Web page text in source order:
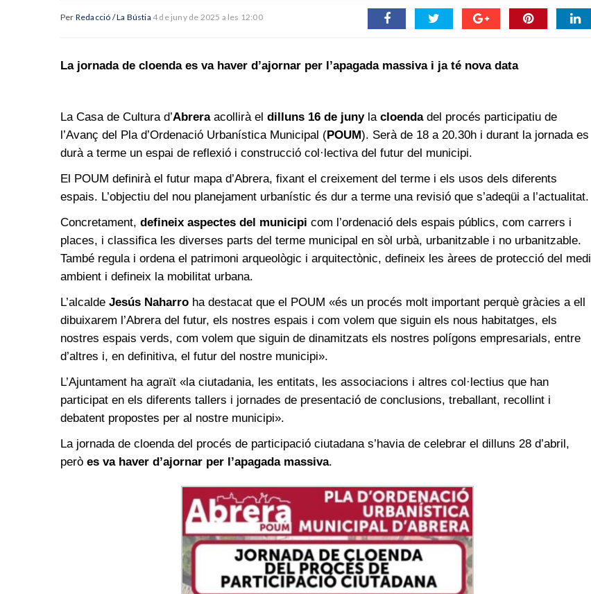
Per Redacció / La Bústia 4 de juny de 2025 a les 12:00
La jornada de cloenda es va haver d’ajornar per l’apagada massiva i ja té nova data
La Casa de Cultura d’Abreraacollirà el dilluns 16 de junyla cloendadel procés participatiu de
l’Avanç del Pla d’Ordenació Urbanística Municipal (POUM). Serà de 18 a 20.30h i durant la jornada es
durà a terme un espai de reflexió i construcció col·lectiva del futur del municipi.
El POUM definirà el futur mapa d’Abrera, fixant el creixement del terme i els usos dels diferents
espais. L’objectiu del nou planejament urbanístic és dur a terme una revisió que s’adeqüi a l’actualitat.
Concretament, defineix aspectes del municipi com l’ordenació dels espais públics, com carrers i
places, i classifica les diverses parts del terme municipal en sòl urbà, urbanitzable i no urbanitzable.
També regula i ordena el patrimoni arqueològic i arquitectònic, defineix les àrees de protecció del medi
ambient i defineix la mobilitat urbana.
L’alcalde Jesús Naharro ha destacat que el POUM «és un procés molt important perquè gràcies a ell
dibuixarem l’Abrera del futur, els nostres espais i com volem que siguin els nous habitatges, els
nostres espais verds, com volem que siguin de dinamitzats els nostres polígons empresarials, entre
d’altres i, en definitiva, el futur del nostre municipi».
L’Ajuntament ha agraït «la ciutadania, les entitats, les associacions i altres col·lectius que han
participat en els diferents tallers i jornades de presentació de conclusions, treballant, recollint i
debatent propostes per al nostre municipi».
La jornada de cloenda del procés de participació ciutadana s’havia de celebrar el dilluns 28 d’abril,
però es va haver d’ajornar per l’apagada massiva.